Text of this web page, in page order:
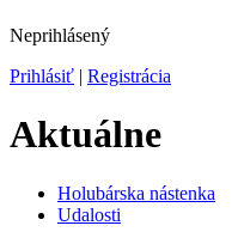
Neprihlásený
Prihlásiť | Registrácia
Aktuálne
Holubárska nástenka
Udalosti